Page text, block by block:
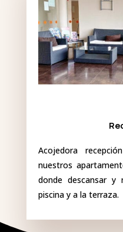
Acojedora
nuestros
donde descansar
piscina y a la terraza.